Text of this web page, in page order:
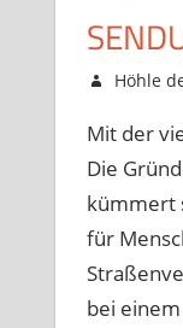
15.
Höhle
Mit der
Die
kümmert
für
bei